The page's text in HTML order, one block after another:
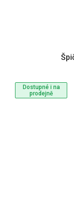
Dostupné i na
prodejně